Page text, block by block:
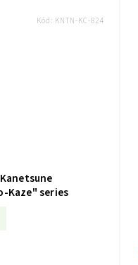
Kaze" series
Kód: KNTN-KC-824